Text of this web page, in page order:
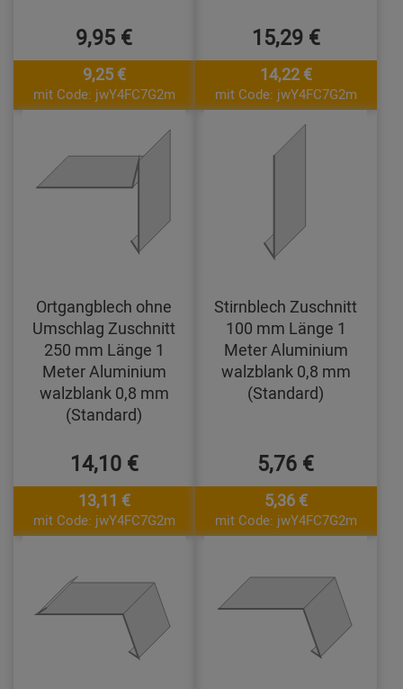
9,95 €
9,25 €
mit Code: jwY4FC7G2m
15,29 €
14,22 €
mit Code: jwY4FC7G2m
Ortgangblech ohne
Umschlag Zuschnitt
250 mm Länge 1
Meter Aluminium
walzblank 0,8 mm
(Standard)
14,10 €
13,11 €
mit Code: jwY4FC7G2m
Stirnblech Zuschnitt
100 mm Länge 1
Meter Aluminium
walzblank 0,8 mm
(Standard)
5,76 €
5,36 €
mit Code: jwY4FC7G2m